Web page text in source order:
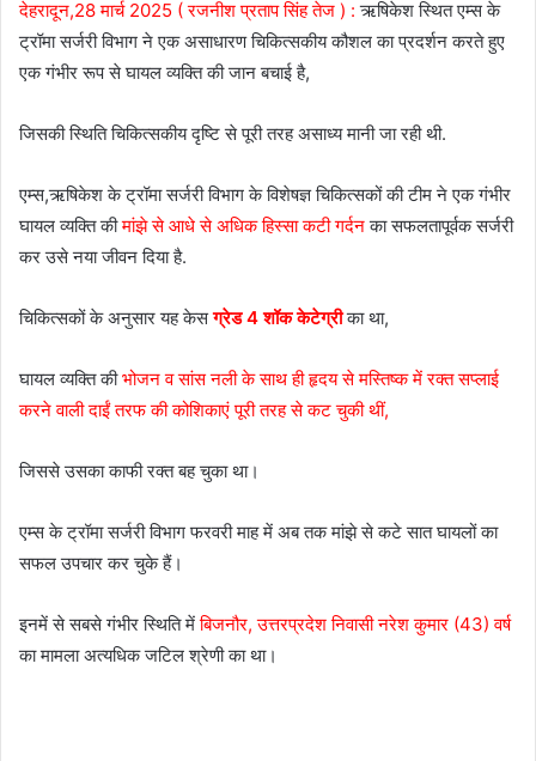
देहरादून,28 मार्च 2025 ( रजनीश प्रताप सिंह तेज ) : ऋषिकेश स्थित एम्स के
ट्रॉमा सर्जरी विभाग ने एक असाधारण चिकित्सकीय कौशल का प्रदर्शन करते हुए
एक गंभीर रूप से घायल व्यक्ति की जान बचाई है,
जिसकी स्थिति चिकित्सकीय दृष्टि से पूरी तरह असाध्य मानी जा रही थी.
एम्स,ऋषिकेश के ट्रॉमा सर्जरी विभाग के विशेषज्ञ चिकित्सकों की टीम ने एक गंभीर
घायल व्यक्ति कीमांझे से आधे से अधिक हिस्सा कटी गर्दनका सफलतापूर्वक सर्जरी
कर उसे नया जीवन दिया है.
चिकित्सकों के अनुसार यह केसग्रेड 4 शॉक केटेग्रीका था,
घायल व्यक्ति कीभोजन व सांस नली के साथ ही हृदय से मस्तिष्क में रक्त सप्लाई
करने वाली दाईं तरफ की कोशिकाएं पूरी तरह से कट चुकी थीं,
जिससे उसका काफी रक्त बह चुका था।
एम्स के ट्रॉमा सर्जरी विभाग फरवरी माह में अब तक मांझे से कटे सात घायलों का
सफल उपचार कर चुके हैं।
इनमें से सबसे गंभीर स्थिति मेंबिजनौर, उत्तरप्रदेश निवासी नरेश कुमार (43) वर्ष
का मामला अत्यधिक जटिल श्रेणी का था।